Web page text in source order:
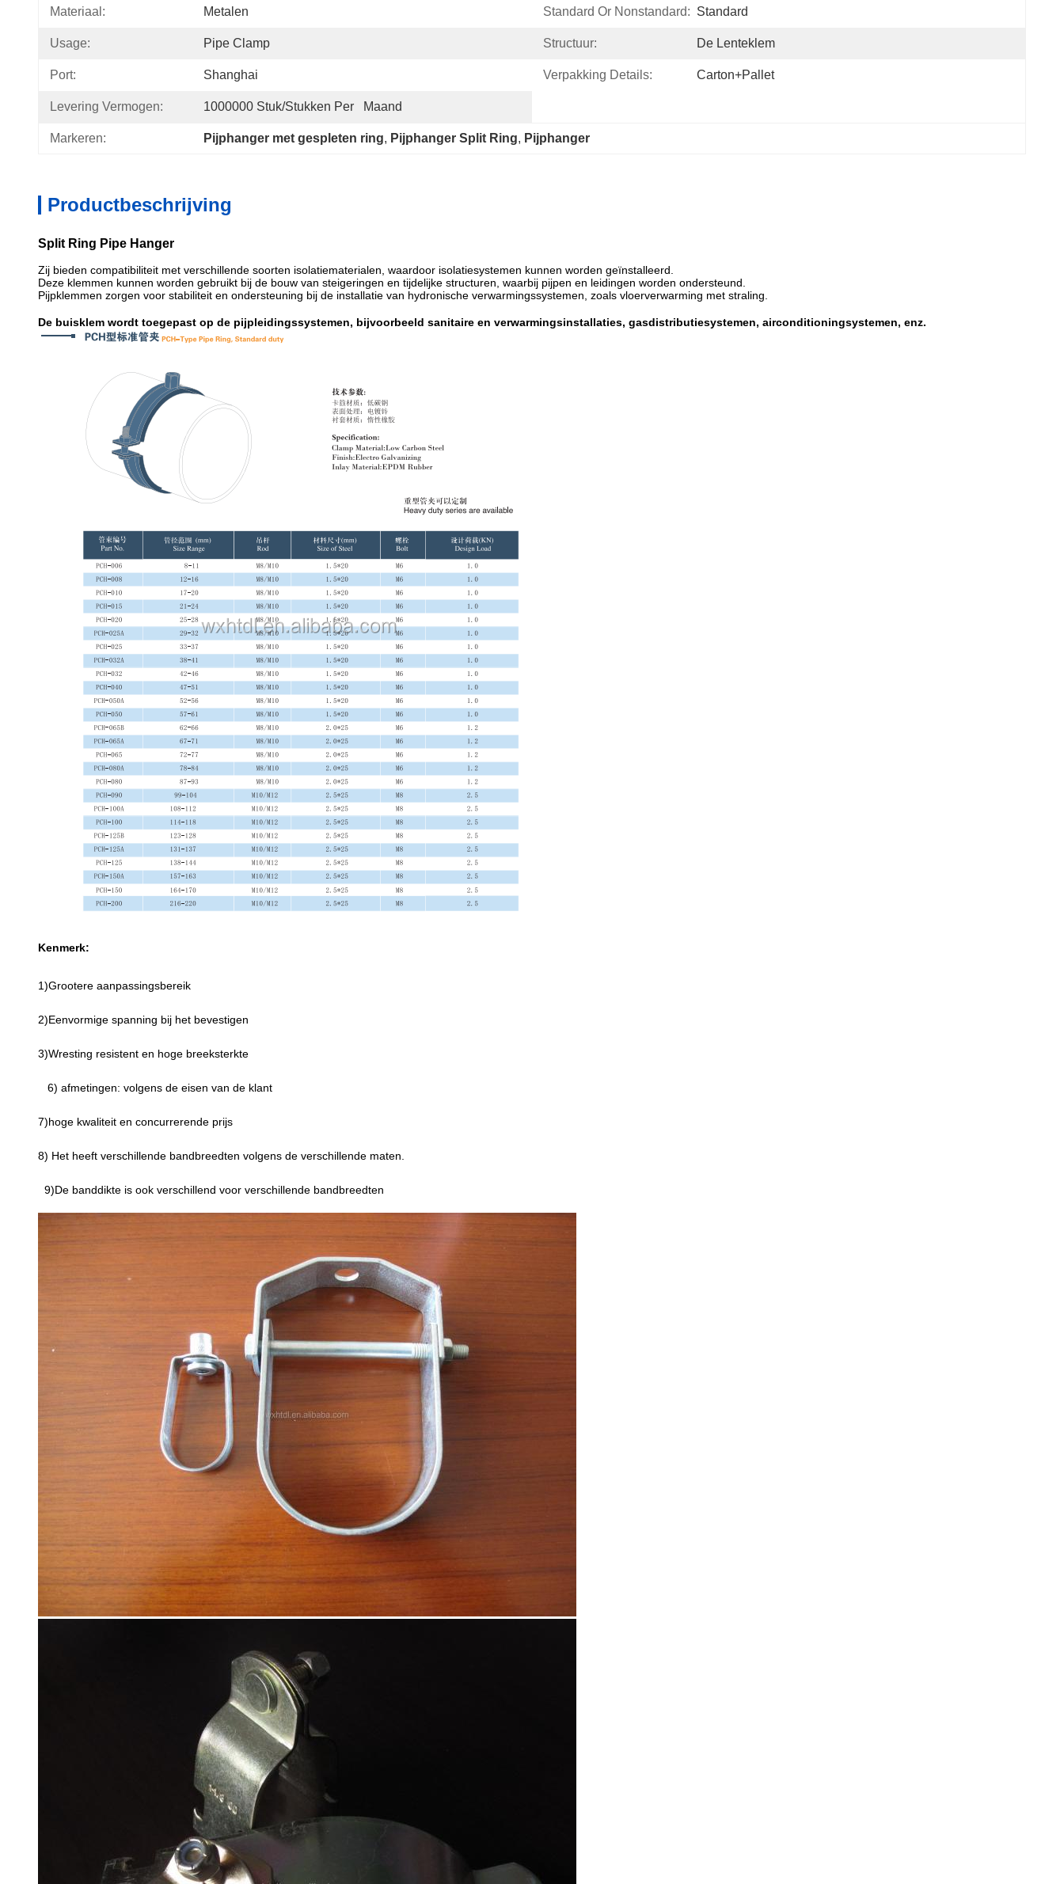
Materiaal: Metalen Standard Or Nonstandard: Standard
Usage: Pipe Clamp Structuur: De Lenteklem
Port: Shanghai Verpakking Details: Carton+Pallet
Levering Vermogen: 1000000 Stuk/Stukken Per   Maand
Markeren: Pijphanger met gespleten ring, Pijphanger Split Ring, Pijphanger
Productbeschrijving
Split Ring Pipe Hanger
Zij bieden compatibiliteit met verschillende soorten isolatiematerialen, waardoor isolatiesystemen kunnen worden geïnstalleerd.
Deze klemmen kunnen worden gebruikt bij de bouw van steigeringen en tijdelijke structuren, waarbij pijpen en leidingen worden ondersteund.
Pijpklemmen zorgen voor stabiliteit en ondersteuning bij de installatie van hydronische verwarmingssystemen, zoals vloerverwarming met straling.
De buisklem wordt toegepast op de pijpleidingssystemen, bijvoorbeeld sanitaire en verwarmingsinstallaties, gasdistributiesystemen, airconditioningsystemen, enz.
Kenmerk:
1)Grootere aanpassingsbereik
2)Eenvormige spanning bij het bevestigen
3)Wresting resistent en hoge breeksterkte
6) afmetingen: volgens de eisen van de klant
7)hoge kwaliteit en concurrerende prijs
8) Het heeft verschillende bandbreedten volgens de verschillende maten.
9)De banddikte is ook verschillend voor verschillende bandbreedten